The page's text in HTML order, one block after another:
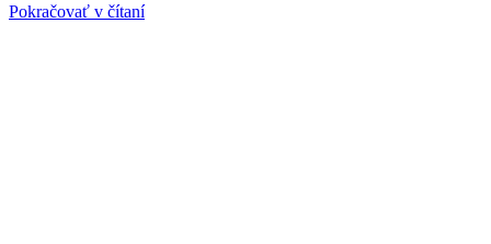
Pokračovať v čítaní